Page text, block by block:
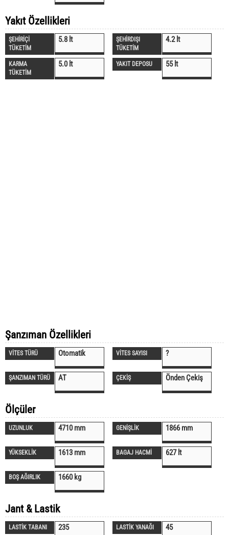
Yakıt Özellikleri
ŞEHİRİÇİ
TÜKETİM
5.8 lt
ŞEHİRDIŞI
TÜKETİM
4.2 lt
KARMA
TÜKETİM
5.0 lt YAKIT DEPOSU 55 lt
Şanzıman Özellikleri
VİTES TÜRÜ Otomatik VİTES SAYISI ?
ŞANZIMAN TÜRÜ AT ÇEKİŞ Önden Çekiş
Ölçüler
UZUNLUK 4710 mm GENİŞLİK 1866 mm
YÜKSEKLİK 1613 mm BAGAJ HACMİ 627 lt
BOŞ AĞIRLIK 1660 kg
Jant & Lastik
LASTİK TABANI 235 LASTİK YANAĞI 45